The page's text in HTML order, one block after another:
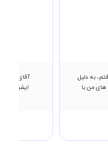
به دلیل
من با
آقای
ایشون